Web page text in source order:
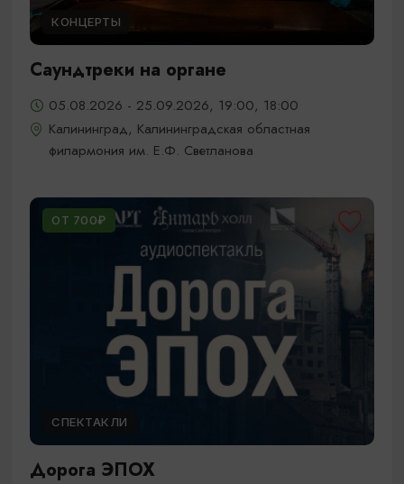
КОНЦЕРТЫ
Саундтреки на органе
05.08.2026 - 25.09.2026, 19:00, 18:00
Калининград, Калининградская областная
филармония им. Е.Ф. Светланова
ОТ 700₽
СПЕКТАКЛИ
Дорога ЭПОХ